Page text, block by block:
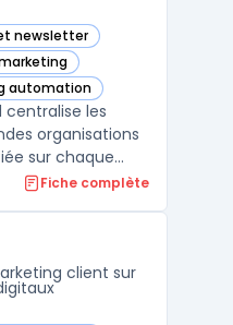
newsletter
dans cette catégorie
dans cette catégorie
automation
dans cette catégorie
centralise les
organisations
sur chaque
des
sources en
Fiche complète
client sur